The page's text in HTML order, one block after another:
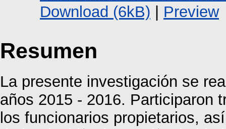
Download (6kB) | Preview
Resumen
La presente investigación se
años 2015 - 2016. Participaron
los funcionarios propietarios,